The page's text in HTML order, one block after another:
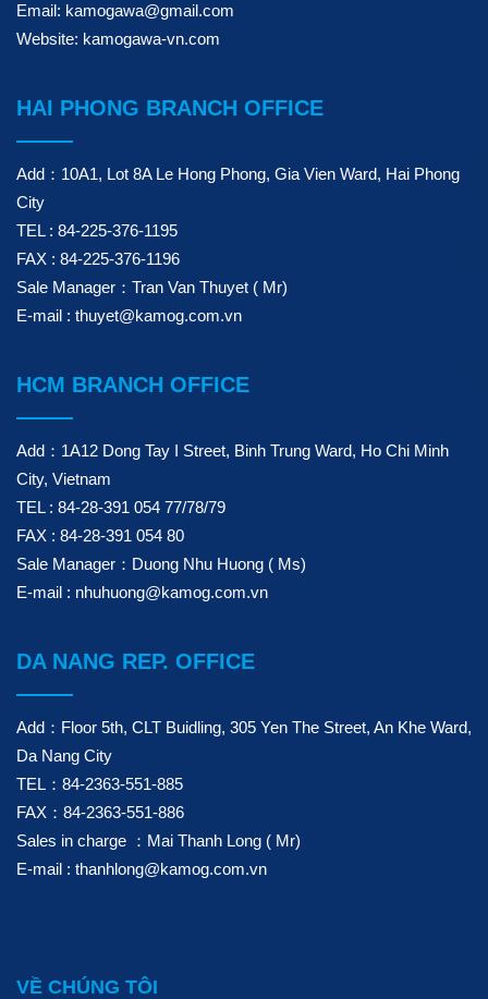
Email: kamogawa@gmail.com
Website: kamogawa-vn.com
HAI PHONG BRANCH OFFICE
Add：10A1, Lot 8A Le Hong Phong, Gia Vien Ward, Hai Phong
City
TEL : 84-225-376-1195
FAX : 84-225-376-1196
Sale Manager：Tran Van Thuyet ( Mr)
E-mail : thuyet@kamog.com.vn
HCM BRANCH OFFICE
Add：1A12 Dong Tay I Street, Binh Trung Ward, Ho Chi Minh
City, Vietnam
TEL : 84-28-391 054 77/78/79
FAX : 84-28-391 054 80
Sale Manager：Duong Nhu Huong ( Ms)
E-mail : nhuhuong@kamog.com.vn
DA NANG REP. OFFICE
Add：Floor 5th, CLT Buidling, 305 Yen The Street, An Khe Ward,
Da Nang City
TEL：84-2363-551-885
FAX：84-2363-551-886
Sales in charge ：Mai Thanh Long ( Mr)
E-mail : thanhlong@kamog.com.vn
VỀ CHÚNG TÔI